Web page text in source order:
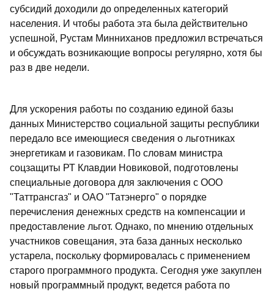
субсидий доходили до определенных категорий
населения. И чтобы работа эта была действительно
успешной, Рустам Минниханов предложил встречаться
и обсуждать возникающие вопросы регулярно, хотя бы
раз в две недели.
Для ускорения работы по созданию единой базы
данных Министерство социальной защиты республики
передало все имеющиеся сведения о льготниках
энергетикам и газовикам. По словам министра
соцзащиты РТ Клавдии Новиковой, подготовлены
специальные договора для заключения с ООО
"Таттрансгаз" и ОАО "Татэнерго" о порядке
перечисления денежных средств на компенсации и
предоставление льгот. Однако, по мнению отдельных
участников совещания, эта база данных несколько
устарела, поскольку формировалась с применением
старого программного продукта. Сегодня уже закуплен
новый программный продукт, ведется работа по